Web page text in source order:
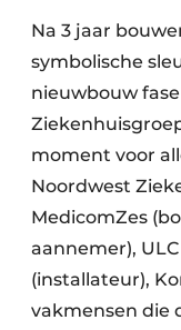
Vacature
Video’s
Laboratoria
Na 3 jaar
symbolische
nieuwbouw
moment voor
Noordwest
MedicomZes
aannemer),
(installateur),
vakmensen die